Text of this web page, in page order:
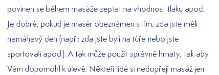
povinen se během masáže zeptat na vhodnost tlaku apod.
Je dobré, pokud je masér obeznámen s tím, zda jste měli
namáhavý den (např.: zda jste byli na túře nebo jste
sportovali apod.). A tak může použít správně hmaty, tak aby
Vám dopomohl k úlevě. Někteří lidé si nedopřejí masáž jen